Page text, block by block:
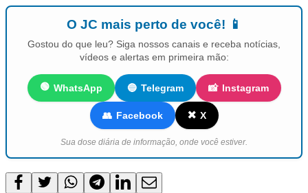
O JC mais perto de você! 📱
Gostou do que leu? Siga nossos canais e receba notícias,
vídeos e alertas em primeira mão:
🟢 WhatsApp 🔵 Telegram 📸 Instagram
👥 Facebook ✖️ X
Sua dose diária de informação, onde você estiver.